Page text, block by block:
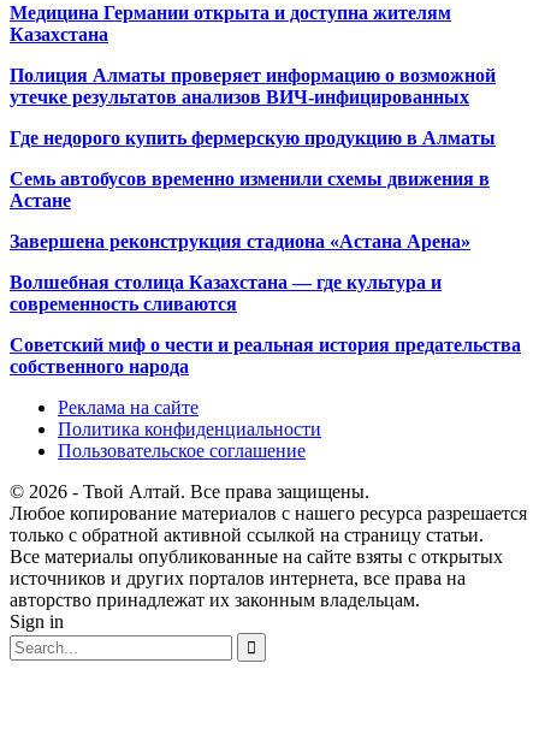
Медицина Германии открыта и доступна жителям
Казахстана
Полиция Алматы проверяет информацию о возможной
утечке результатов анализов ВИЧ-инфицированных
Где недорого купить фермерскую продукцию в Алматы
Семь автобусов временно изменили схемы движения в
Астане
Завершена реконструкция стадиона «Астана Арена»
Волшебная столица Казахстана — где культура и
современность сливаются
Советский миф о чести и реальная история предательства
собственного народа
Реклама на сайте
Политика конфиденциальности
Пользовательское соглашение
© 2026 - Твой Алтай. Все права защищены.
Любое копирование материалов с нашего ресурса разрешается
только с обратной активной ссылкой на страницу статьи.
Все материалы опубликованные на сайте взяты с открытых
источников и других порталов интернета, все права на
авторство принадлежат их законным владельцам.
Sign in